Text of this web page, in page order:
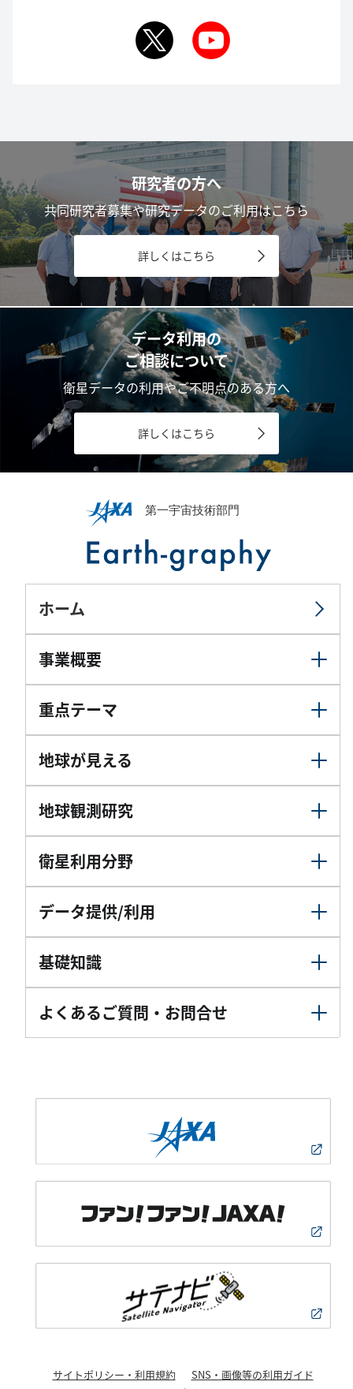
研究者の方へ
共同研究者募集や研究データのご利用はこちら
詳しくはこちら
データ利用の
ご相談について
衛星データの利用やご不明点のある方へ
詳しくはこちら
ホーム
事業概要
重点テーマ
地球が見える
地球観測研究
衛星利用分野
データ提供/利用
基礎知識
よくあるご質問・お問合せ
サイトポリシー・利用規約
SNS・画像等の利用ガイド